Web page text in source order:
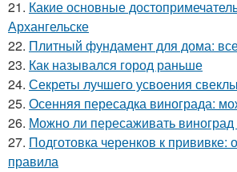
21. Какие основные
Архангельске
22. Плитный фундамент для дома:
23. Как назывался город раньше
24. Секреты лучшего усвоения свеклы
25. Осенняя пересадка винограда:
26. Можно ли пересаживать виноград
27. Подготовка черенков к прививке:
правила